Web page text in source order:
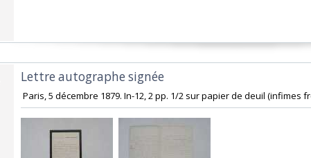
‎Lettre autographe signée‎
Paris, 5 décembre 1879. In-12, 2 pp. 1/2 sur papier de deuil (infimes